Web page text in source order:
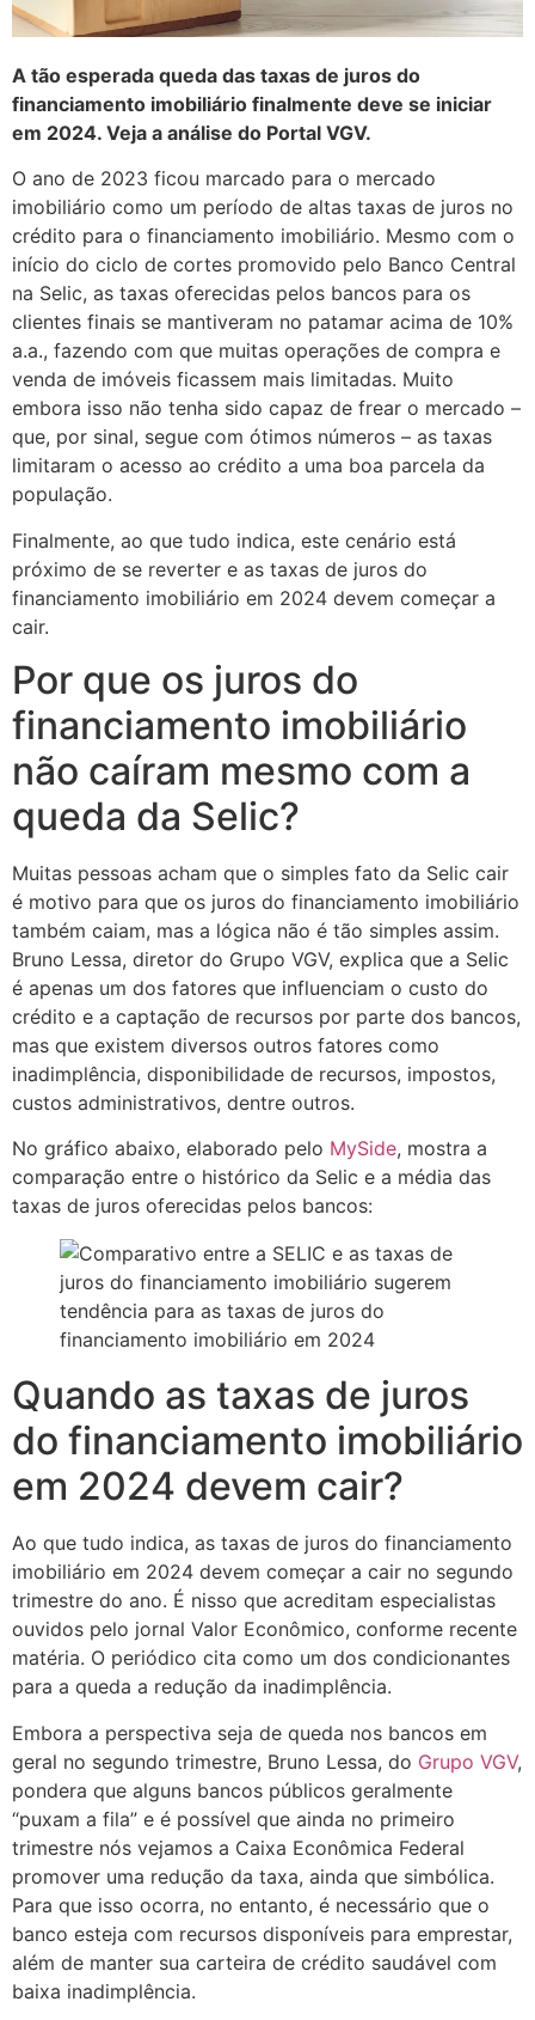
A tão esperada queda das taxas de juros do
financiamento imobiliário finalmente deve se iniciar
em 2024. Veja a análise do Portal VGV.
O ano de 2023 ficou marcado para o mercado
imobiliário como um período de altas taxas de juros no
crédito para o financiamento imobiliário. Mesmo com o
início do ciclo de cortes promovido pelo Banco Central
na Selic, as taxas oferecidas pelos bancos para os
clientes finais se mantiveram no patamar acima de 10%
a.a., fazendo com que muitas operações de compra e
venda de imóveis ficassem mais limitadas. Muito
embora isso não tenha sido capaz de frear o mercado –
que, por sinal, segue com ótimos números – as taxas
limitaram o acesso ao crédito a uma boa parcela da
população.
Finalmente, ao que tudo indica, este cenário está
próximo de se reverter e as taxas de juros do
financiamento imobiliário em 2024 devem começar a
cair.
Por que os juros do
financiamento imobiliário
não caíram mesmo com a
queda da Selic?
Muitas pessoas acham que o simples fato da Selic cair
é motivo para que os juros do financiamento imobiliário
também caiam, mas a lógica não é tão simples assim.
Bruno Lessa, diretor do Grupo VGV, explica que a Selic
é apenas um dos fatores que influenciam o custo do
crédito e a captação de recursos por parte dos bancos,
mas que existem diversos outros fatores como
inadimplência, disponibilidade de recursos, impostos,
custos administrativos, dentre outros.
No gráfico abaixo, elaborado pelo MySide, mostra a
comparação entre o histórico da Selic e a média das
taxas de juros oferecidas pelos bancos:
Quando as taxas de juros
do financiamento imobiliário
em 2024 devem cair?
Ao que tudo indica, as taxas de juros do financiamento
imobiliário em 2024 devem começar a cair no segundo
trimestre do ano. É nisso que acreditam especialistas
ouvidos pelo jornal Valor Econômico, conforme recente
matéria. O periódico cita como um dos condicionantes
para a queda a redução da inadimplência.
Embora a perspectiva seja de queda nos bancos em
geral no segundo trimestre, Bruno Lessa, do Grupo VGV,
pondera que alguns bancos públicos geralmente
“puxam a fila” e é possível que ainda no primeiro
trimestre nós vejamos a Caixa Econômica Federal
promover uma redução da taxa, ainda que simbólica.
Para que isso ocorra, no entanto, é necessário que o
banco esteja com recursos disponíveis para emprestar,
além de manter sua carteira de crédito saudável com
baixa inadimplência.